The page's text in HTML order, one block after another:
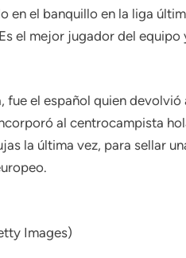
en el banquillo en la liga
el mejor jugador del
fue el español quien
al centrocampista
la última vez, para sellar
Images)